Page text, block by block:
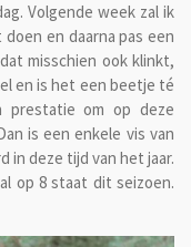
Volgende week zal ik
en daarna pas een
misschien ook klinkt,
en is het een beetje té
prestatie om op deze
is een enkele vis van
in deze tijd van het jaar.
op 8 staat dit seizoen.